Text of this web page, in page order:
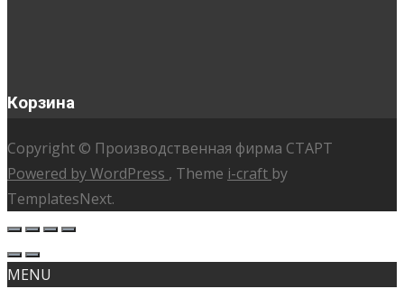
Корзина
Copyright © Производственная фирма СТАРТ
Powered by WordPress , Theme i-craft by
TemplatesNext.
MENU